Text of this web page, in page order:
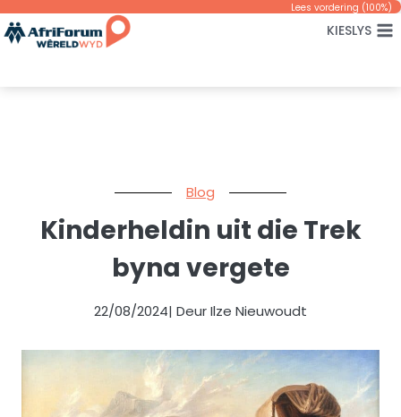
Skip
to
Lees vordering (100%)
KIESLYS
Blog
Kinderheldin uit die Trek
byna vergete
22/08/2024| Deur Ilze Nieuwoudt